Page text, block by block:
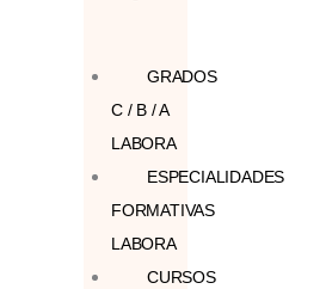
GRADOS
C / B / A
LABORA
ESPECIALIDADES
FORMATIVAS
LABORA
CURSOS